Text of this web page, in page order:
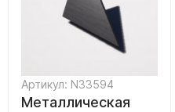
Артикул: N33594
Металлическая